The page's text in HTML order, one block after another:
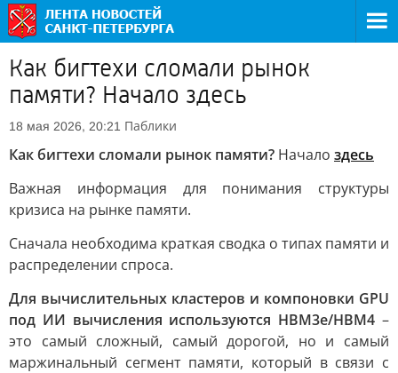
Как бигтехи сломали рынок
памяти? Начало здесь
18 мая 2026, 20:21 Паблики
Как бигтехи сломали рынок памяти? Начало здесь
Важная информация для понимания структуры
кризиса на рынке памяти.
Сначала необходима краткая сводка о типах памяти и
распределении спроса.
Для вычислительных кластеров и компоновки GPU
под ИИ вычисления используются HBM3e/HBM4 –
это самый сложный, самый дорогой, но и самый
маржинальный сегмент памяти, который в связи с